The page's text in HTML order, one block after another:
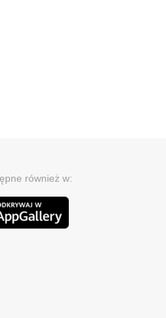
również w: